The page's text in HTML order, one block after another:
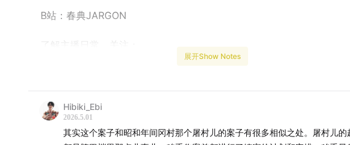
B站：春典JARGON
了解主播日常，关注：
资料来源：
新浪新闻：抢武器库连杀21人 凶残恶魔终落法网
展开Show Notes
Hibiki_Ebi
2026.5.01
其实这个案子和昭和年间冈村那个屠村儿的案子有很多相似之处。屠村儿的